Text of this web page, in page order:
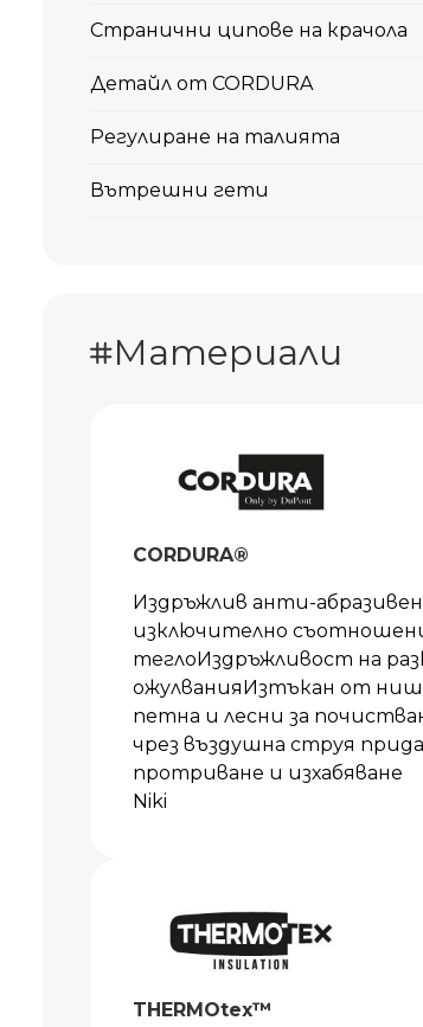
Странични ципове на крачола
Детайл от CORDURA
Регулиране на талията
Вътрешни гети
Материали
CORDURA®
Издръжлив анти-
изключително
теглоИздръжливост на
ожулванияИзтъкан от
петна и лесни за
чрез въздушна струя
протриване и изхабяване
Niki
THERMOtex™